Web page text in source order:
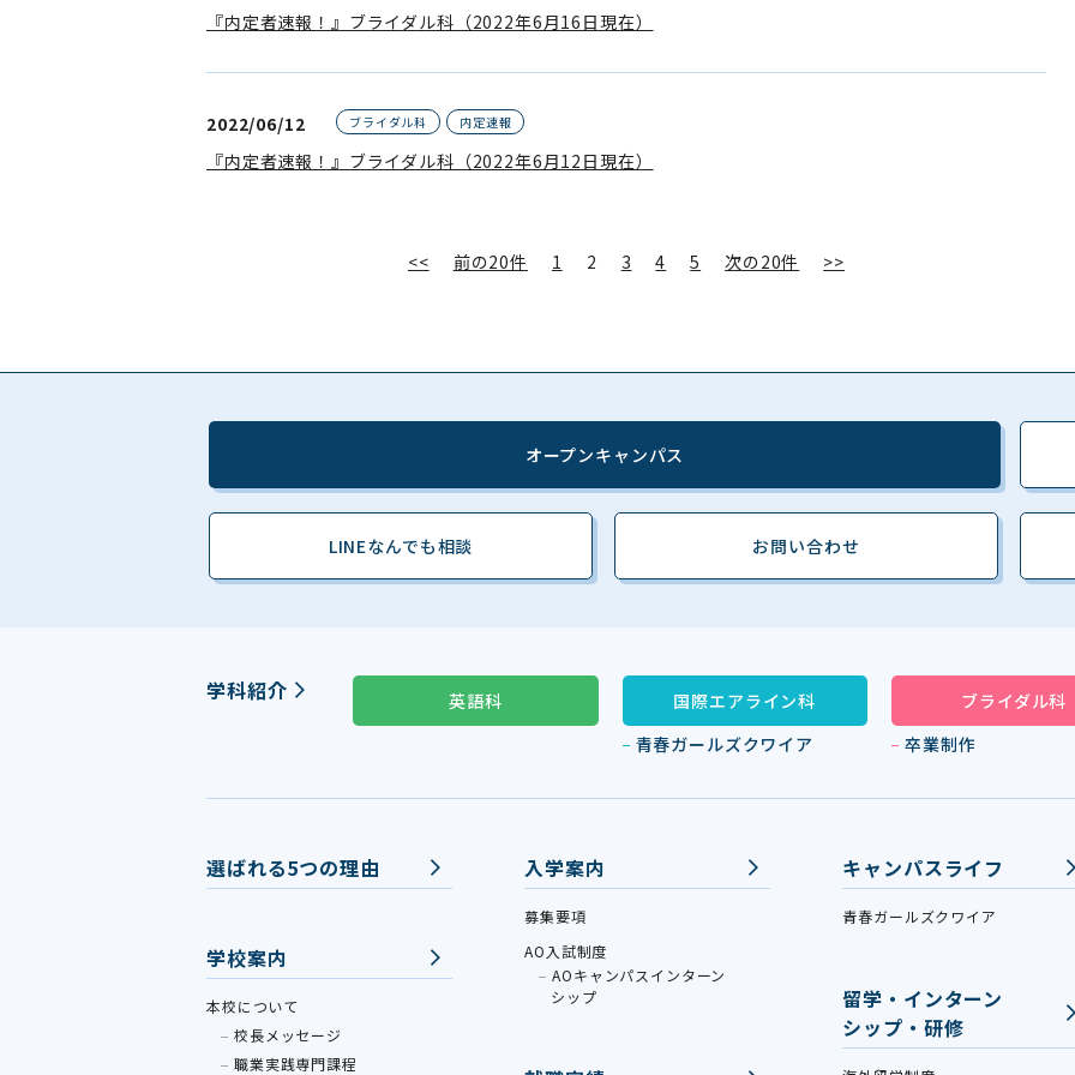
『内定者速報！』ブライダル科（2022年6月16日現在）
2022/06/12 ブライダル科 内定速報
『内定者速報！』ブライダル科（2022年6月12日現在）
<< 前の20件 1 2 3 4 5 次の20件 >>
オープンキャンパス
LINEなんでも相談 お問い合わせ
学科紹介 英語科
国際エアライン科
青春ガールズクワイア
ブライダル科
卒業制作
選ばれる5つの理由
学校案内
本校について
校長メッセージ
職業実践専門課程
入学案内
募集要項
AO入試制度
AOキャンパスインターン
シップ
キャンパスライフ
青春ガールズクワイア
留学・インターン
シップ・研修